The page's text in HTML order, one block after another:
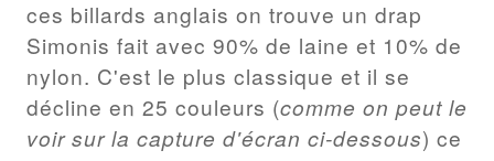
ces billards anglais on trouve un drap
Simonis fait avec 90% de laine et 10% de
nylon. C'est le plus classique et il se
décline en 25 couleurs (comme on peut le
voir sur la capture d'écran ci-dessous) ce